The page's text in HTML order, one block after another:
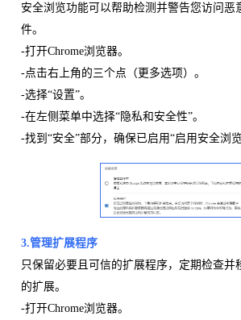
安全浏览功能可以帮助检测并警告您访问恶
件。
-打开Chrome浏览器。
-点击右上角的三个点（更多选项）。
-选择“设置”。
-在左侧菜单中选择“隐私和安全性”。
-找到“安全”部分，确保已启用“启用安全浏览
3.管理扩展程序
只保留必要且可信的扩展程序，定期检查并
的扩展。
-打开Chrome浏览器。